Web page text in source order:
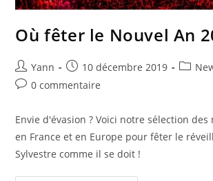
Où fêter le Nouvel An
Yann 10 décembre 2019
0 commentaire
Envie d'évasion ? Voici notre sélection
en France et en Europe pour fêter le
Sylvestre comme il se doit !